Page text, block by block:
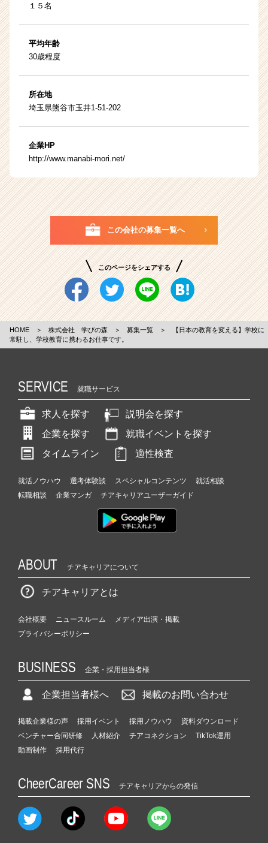
１５名
平均年齢
30歳程度
所在地
埼玉県熊谷市玉井1-51-202
企業HP
http://www.manabi-mori.net/
この会社の募集一覧へ
このページをシェアする
HOME ＞ 株式会社 学びの森 ＞ 募集一覧 ＞
【日本の教育を変える】学校に
常駐し、学校教育に携わるお仕事です。
SERVICE 就職サービス
求人を探す
説明会を探す
企業を探す
就職イベントを探す
タイムライン
適性検査
就活ノウハウ 選考体験談 スペシャルコンテンツ
就活相談
転職相談
企業マンガ チアキャリアユーザーガイド
ABOUT チアキャリアについて
チアキャリアとは
会社概要 ニュースルーム
メディア出演・掲載
プライバシーポリシー
BUSINESS 企業・採用担当者様
企業担当者様へ 掲載のお問い合わせ
掲載企業様の声 採用イベント 採用ノウハウ
資料ダウンロード
ベンチャー合同研修
人材紹介 チアコネクション
TikTok運用
動画制作
採用代行
CheerCareer SNS チアキャリアからの発信